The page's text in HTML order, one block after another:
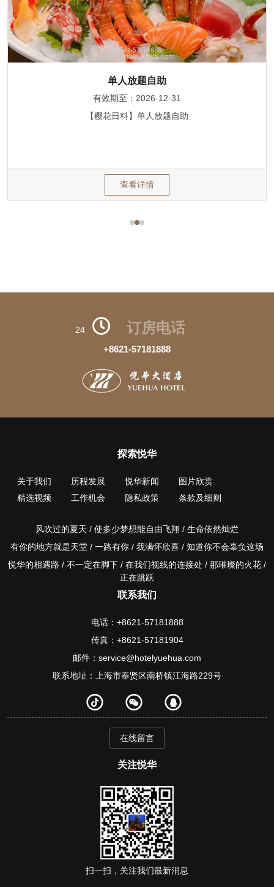
单人放题自助
有效期至：2026-12-31
【樱花日料】单人放题自助
查看详情
24 订房电话
+8621-57181888
探索悦华
关于我们 历程发展 悦华新闻
图片欣赏
精选视频
工作机会 隐私政策 条款及细则
风吹过的夏天 / 使多少梦想能自由飞翔 / 生命依然灿烂
有你的地方就是天堂 / 一路有你 / 我满怀欣喜 / 知道你不会辜负这场
悦华的相遇路 / 不一定在脚下 / 在我们视线的连接处 / 那璀璨的火花 /
正在跳跃
联系我们
电话：+8621-57181888
传真：+8621-57181904
邮件：service@hotelyuehua.com
联系地址：上海市奉贤区南桥镇江海路229号
在线留言
关注悦华
扫一扫，关注我们最新消息